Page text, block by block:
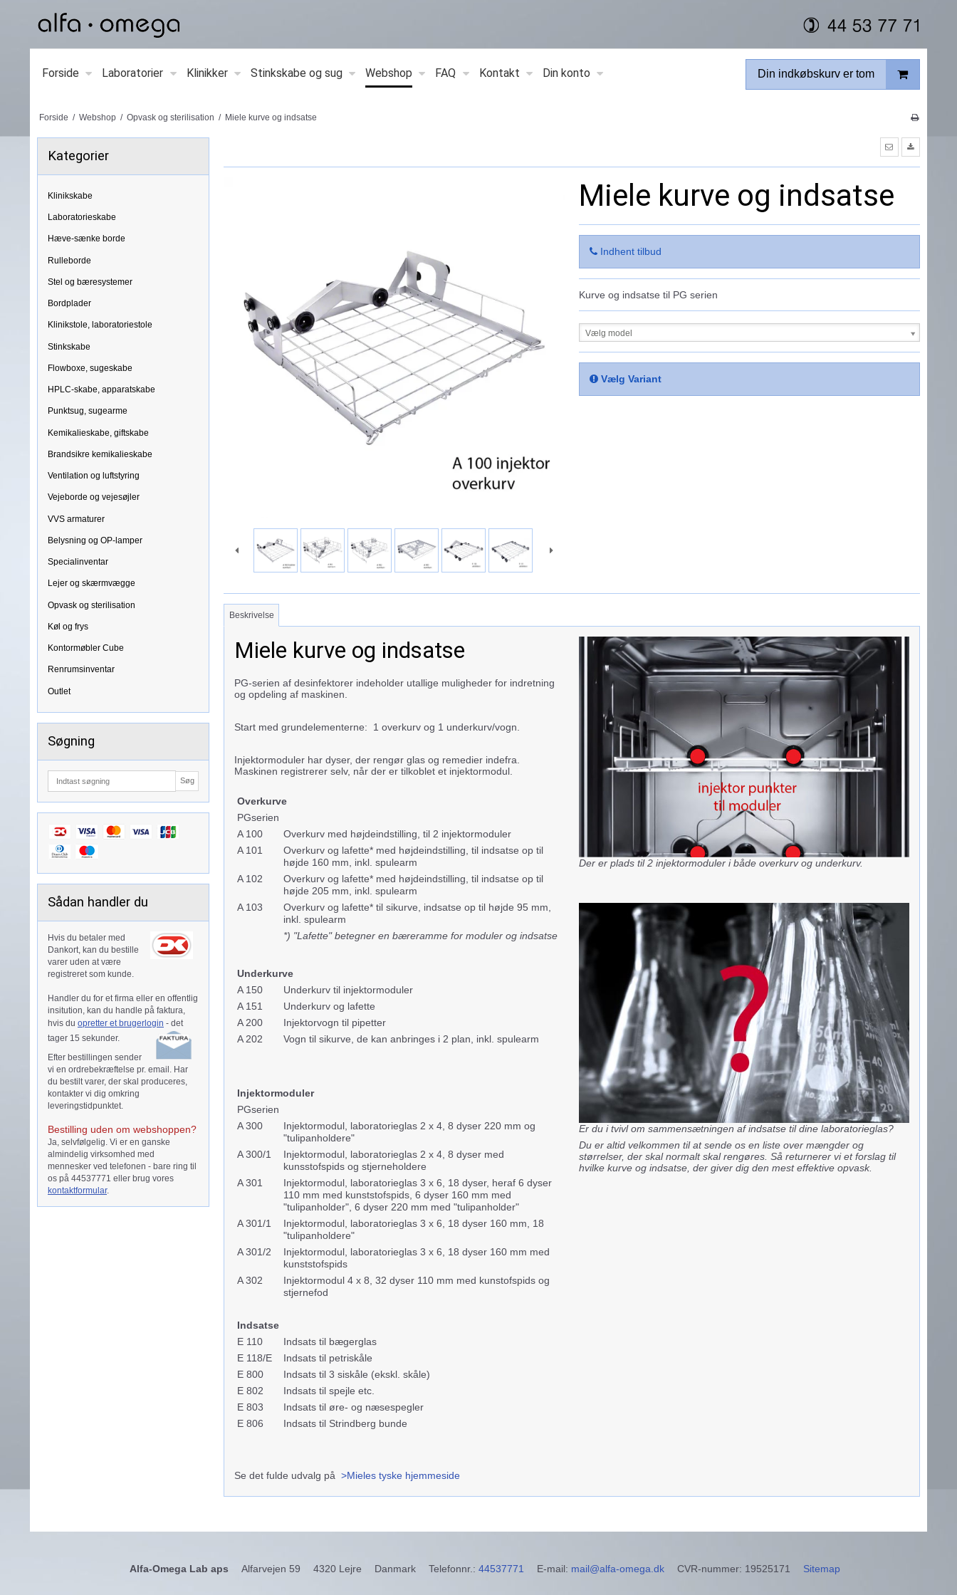
Forside Laboratorier Klinikker Stinkskabe og sug Webshop FAQ Kontakt Din konto Din indkøbskurv er tom
Forside / Webshop / Opvask og sterilisation / Miele kurve og indsatse
Kategorier
Klinikskabe
Laboratorieskabe
Hæve-sænke borde
Rulleborde
Stel og bæresystemer
Bordplader
Klinikstole, laboratoriestole
Stinkskabe
Flowboxe, sugeskabe
HPLC-skabe, apparatskabe
Punktsug, sugearme
Kemikalieskabe, giftskabe
Brandsikre kemikalieskabe
Ventilation og luftstyring
Vejeborde og vejesøjler
VVS armaturer
Belysning og OP-lamper
Specialinventar
Lejer og skærmvægge
Opvask og sterilisation
Køl og frys
Kontormøbler Cube
Renrumsinventar
Outlet
Søgning
Søg
Sådan handler du
Hvis du betaler med
Dankort, kan du bestille
varer uden at være
registreret som kunde.
Handler du for et firma eller en offentlig
insitution, kan du handle på faktura,
hvis du opretter et brugerlogin - det
tager 15 sekunder.
Efter bestillingen sender
vi en ordrebekræftelse pr. email. Har
du bestilt varer, der skal produceres,
kontakter vi dig omkring
leveringstidpunktet.
Bestilling uden om webshoppen?
Ja, selvfølgelig. Vi er en ganske
almindelig virksomhed med
mennesker ved telefonen - bare ring til
os på 44537771 eller brug vores
kontaktformular.
Miele kurve og indsatse
Indhent tilbud
Kurve og indsatse til PG serien
Vælg model
Vælg Variant
Beskrivelse
Miele kurve og indsatse
PG-serien af desinfektorer indeholder utallige muligheder for indretning
og opdeling af maskinen.
Start med grundelementerne: 1 overkurv og 1 underkurv/vogn.
Injektormoduler har dyser, der rengør glas og remedier indefra.
Maskinen registrerer selv, når der er tilkoblet et injektormodul.
Overkurve
PGserien
A 100
Overkurv med højdeindstilling, til 2 injektormoduler
A 101
Overkurv og lafette* med højdeindstilling, til indsatse op til
højde 160 mm, inkl. spulearm
A 102
Overkurv og lafette* med højdeindstilling, til indsatse op til
højde 205 mm, inkl. spulearm
A 103
Overkurv og lafette* til sikurve, indsatse op til højde 95 mm,
inkl. spulearm
*) "Lafette" betegner en bæreramme for moduler og indsatse
Underkurve
A 150
Underkurv til injektormoduler
A 151
Underkurv og lafette
A 200
Injektorvogn til pipetter
A 202
Vogn til sikurve, de kan anbringes i 2 plan, inkl. spulearm
Injektormoduler
PGserien
A 300
Injektormodul, laboratorieglas 2 x 4, 8 dyser 220 mm og
"tulipanholdere"
A 300/1
Injektormodul, laboratorieglas 2 x 4, 8 dyser med
kunsstofspids og stjerneholdere
A 301
Injektormodul, laboratorieglas 3 x 6, 18 dyser, heraf 6 dyser
110 mm med kunststofspids, 6 dyser 160 mm med
"tulipanholder", 6 dyser 220 mm med "tulipanholder"
A 301/1
Injektormodul, laboratorieglas 3 x 6, 18 dyser 160 mm, 18
"tulipanholdere"
A 301/2
Injektormodul, laboratorieglas 3 x 6, 18 dyser 160 mm med
kunststofspids
A 302
Injektormodul 4 x 8, 32 dyser 110 mm med kunstofspids og
stjernefod
Indsatse
E 110
Indsats til bægerglas
E 118/E
Indsats til petriskåle
E 800
Indsats til 3 siskåle (ekskl. skåle)
E 802
Indsats til spejle etc.
E 803
Indsats til øre- og næsespegler
E 806
Indsats til Strindberg bunde
Se det fulde udvalg på>Mieles tyske hjemmeside
Der er plads til 2 injektormoduler i både overkurv og underkurv.
Er du i tvivl om sammensætningen af indsatse til dine laboratorieglas?
Du er altid velkommen til at sende os en liste over mængder og
størrelser, der skal normalt skal rengøres. Så returnerer vi et forslag til
hvilke kurve og indsatse, der giver dig den mest effektive opvask.
Alfa-Omega Lab aps Alfarvejen 59 4320 Lejre Danmark Telefonnr. : 44537771 E-mail: mail@alfa-omega.dk CVR-nummer: 19525171 Sitemap